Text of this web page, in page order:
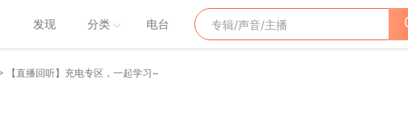
发现 分类 电台
【直播回听】充电专区，一起学习~